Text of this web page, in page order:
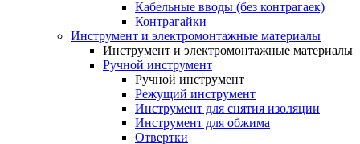
Кабельные вводы (без контрагаек)
Контрагайки
Инструмент и электромонтажные материалы
Инструмент и электромонтажные материалы
Ручной инструмент
Ручной инструмент
Режущий инструмент
Инструмент для снятия изоляции
Инструмент для обжима
Отвертки